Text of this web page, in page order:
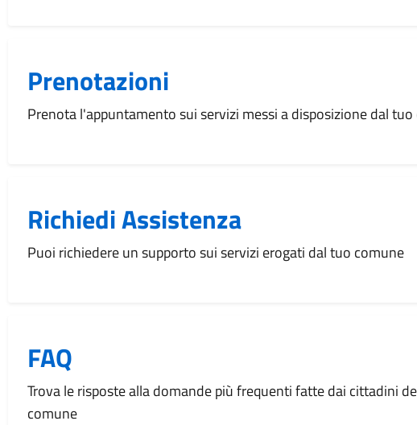
Prenotazioni
Prenota l'appuntamento sui servizi messi a disposizione dal
Richiedi Assistenza
Puoi richiedere un supporto sui servizi erogati dal tuo comune
FAQ
Trova le risposte alla domande più frequenti fatte dai cittadini
comune